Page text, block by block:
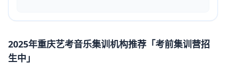
2025年重庆艺考音乐集训机构推荐「考前集训营招
生中」